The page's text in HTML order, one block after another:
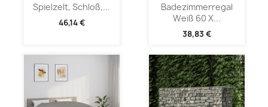
Spielzelt, Schloß,...
46,14 €
Badezimmerregal
Weiß 60 X...
38,83 €